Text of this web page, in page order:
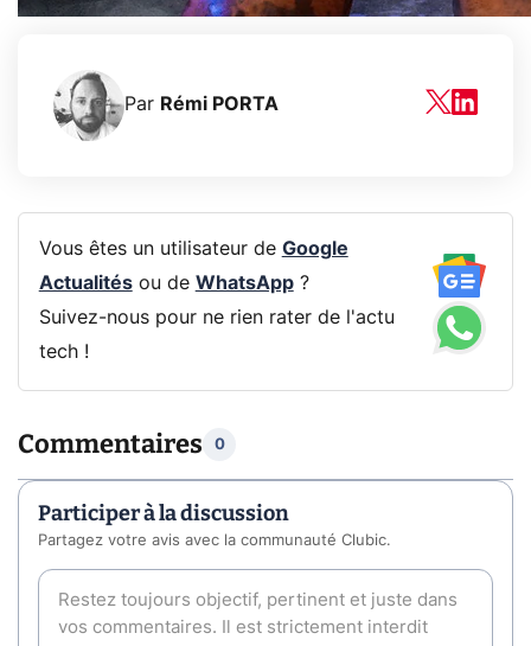
Par Rémi PORTA
Vous êtes un utilisateur de Google
Actualitésou de WhatsApp?
Suivez-nous pour ne rien rater de l'actu
tech !
Commentaires 0
Participer à la discussion
Partagez votre avis avec la communauté Clubic.